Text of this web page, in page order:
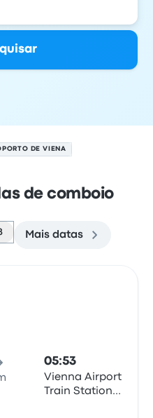
DE VIENA
de comboio
Mais datas
05:53
Vienna Airport
Train Station